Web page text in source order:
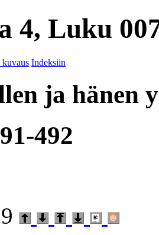
4, Luku
kuvaus Indeksiin
ja hänen
492